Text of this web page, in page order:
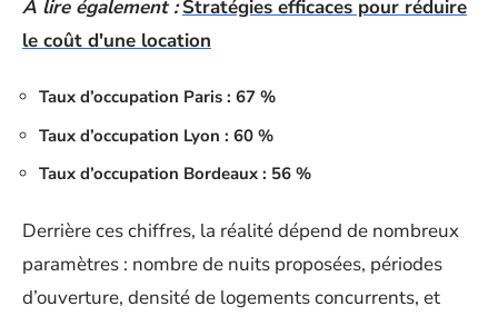
A lire également : Stratégies efficaces pour réduire
le coût d'une location
Taux d’occupation Paris : 67 %
Taux d’occupation Lyon : 60 %
Taux d’occupation Bordeaux : 56 %
Derrière ces chiffres, la réalité dépend de nombreux
paramètres : nombre de nuits proposées, périodes
d’ouverture, densité de logements concurrents, et